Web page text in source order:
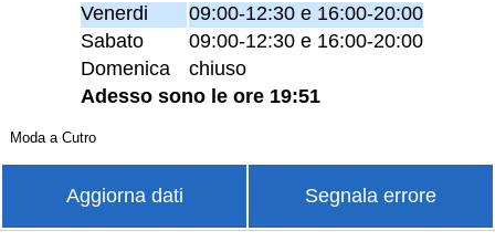
Venerdi
09:00-12:30 e 16:00-20:00
Sabato
09:00-12:30 e 16:00-20:00
Domenica
chiuso
Adesso sono le ore 19:51
Moda a Cutro
Aggiorna dati Segnala errore